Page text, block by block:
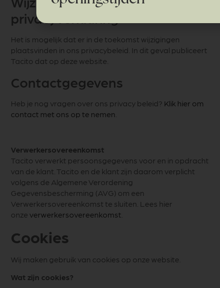
privacyverklaring
Het is mogelijk dat er in de toekomst wijzigingen
plaatsvinden in ons privacybeleid. In dit geval publiceert
Tacito dat op deze website.
Contactgegevens
Heb je nog vragen over ons privacy beleid? Klik hier om
contact met ons op te nemen
Verwerkersovereenkomst
Tacito verwerkt persoonsgegevens voor en in opdracht
van de klant. Tacito en de klant zijn daarom verplicht
volgens de Algemene Verordening
Gegevensbescherming (AVG) om een
Verwerkersovereenkomst te sluiten. Lees hier
onzeverwerkersovereenkomst
Cookies
Wij maken gebruik van cookies op onze website.
Wat zijn cookies?